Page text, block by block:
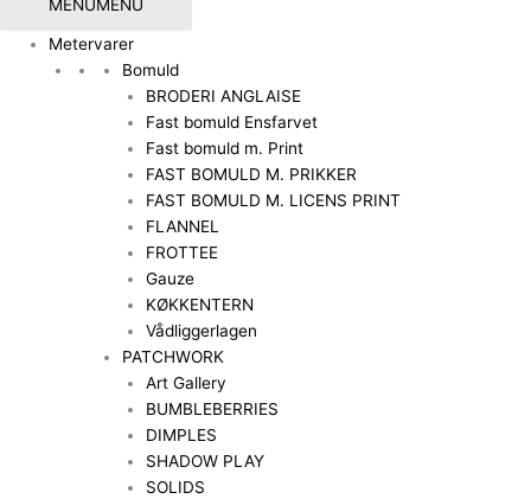
MENUMENU
Metervarer
Bomuld
BRODERI ANGLAISE
Fast bomuld Ensfarvet
Fast bomuld m. Print
FAST BOMULD M. PRIKKER
FAST BOMULD M. LICENS PRINT
FLANNEL
FROTTEE
Gauze
KØKKENTERN
Vådliggerlagen
PATCHWORK
Art Gallery
BUMBLEBERRIES
DIMPLES
SHADOW PLAY
SOLIDS